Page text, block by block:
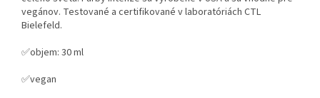
vegánov. Testované a certifikované v laboratóriách CTL
Bielefeld.
✅objem: 30 ml
✅vegan